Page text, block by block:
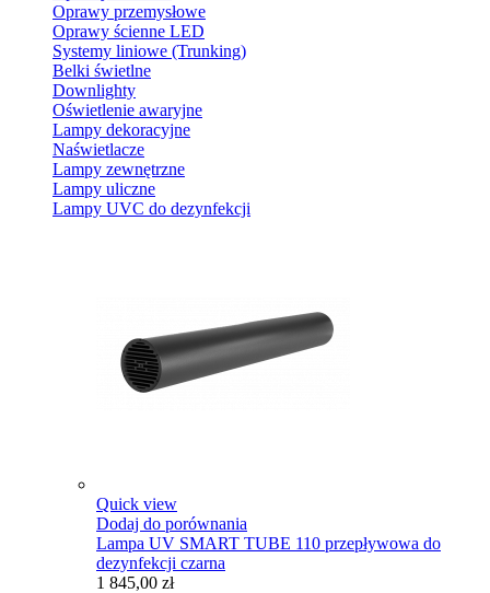
Oprawy przemysłowe
Oprawy ścienne LED
Systemy liniowe (Trunking)
Belki świetlne
Downlighty
Oświetlenie awaryjne
Lampy dekoracyjne
Naświetlacze
Lampy zewnętrzne
Lampy uliczne
Lampy UVC do dezynfekcji
Quick view
Dodaj do porównania
Lampa UV SMART TUBE 110 przepływowa do
dezynfekcji czarna
1 845,00 zł